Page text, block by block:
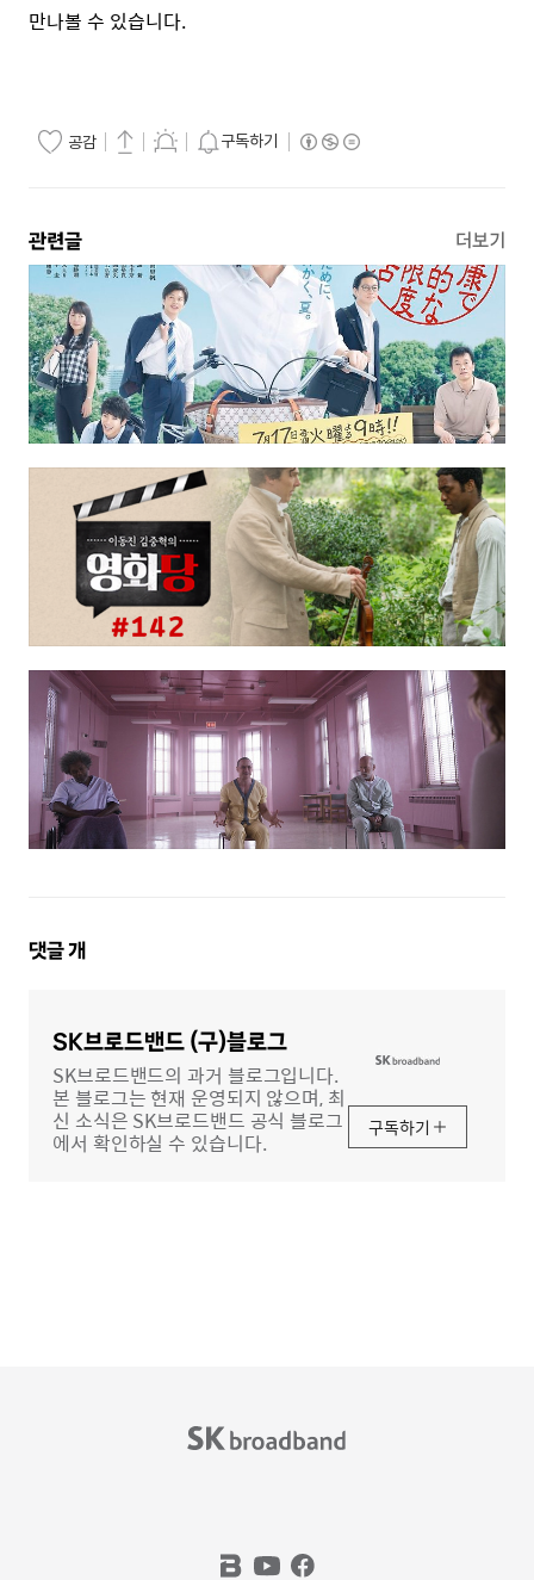
만나볼 수 있습니다.
공감 구독하기
관련글 더보기
댓
댓글개
SK브로드밴드 (구)블로그
SK브로드밴드의 과거 블로그입니다.
본 블로그는 현재 운영되지 않으며, 최
신 소식은 SK브로드밴드 공식 블로그
에서 확인하실 수 있습니다.
구독하기